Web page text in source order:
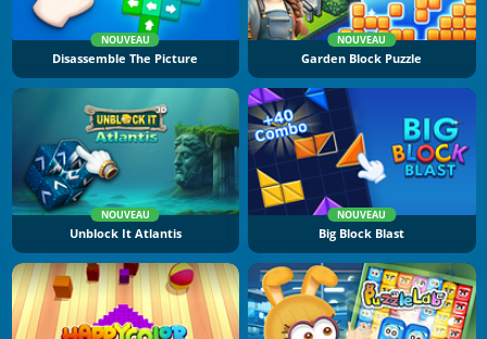
NOUVEAU
Disassemble The Picture
NOUVEAU
Garden Block Puzzle
NOUVEAU
Unblock It Atlantis
NOUVEAU
Big Block Blast